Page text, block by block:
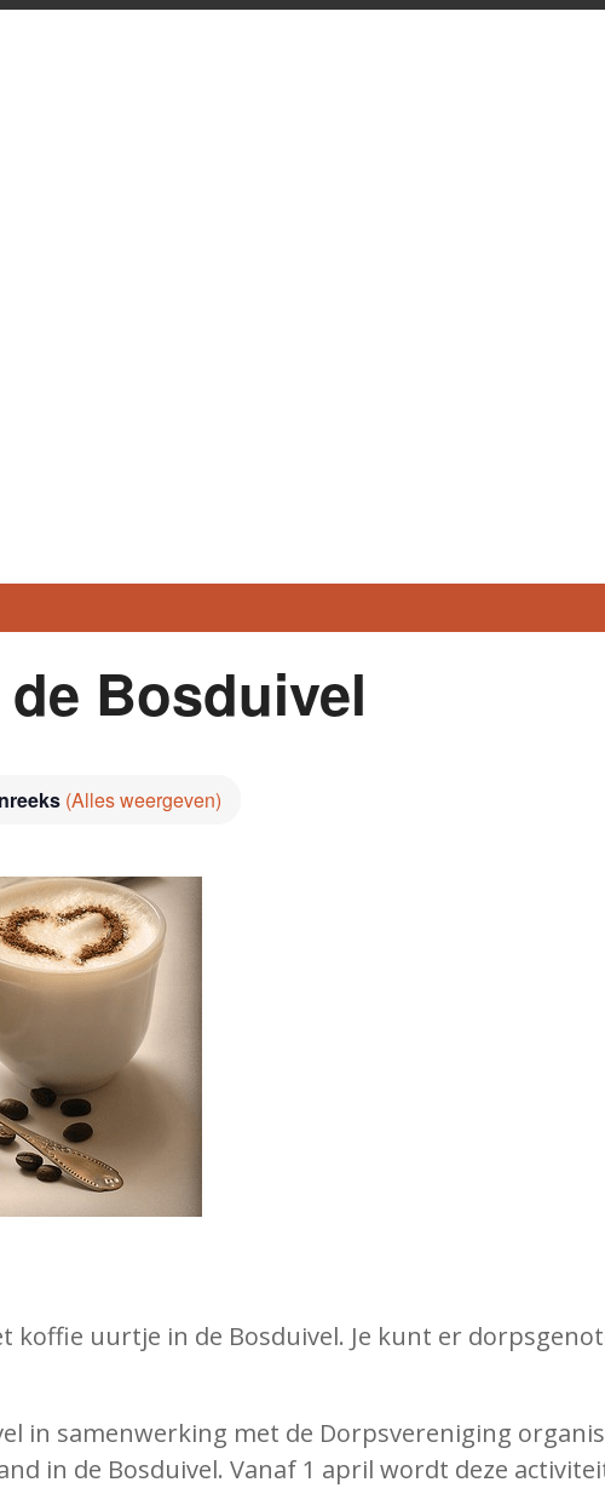
Bosduivel
(Alles weergeven)
koffie uurtje in de Bosduivel. Je kunt er
in samenwerking met de Dorpsvereniging
in de Bosduivel. Vanaf 1 april wordt deze